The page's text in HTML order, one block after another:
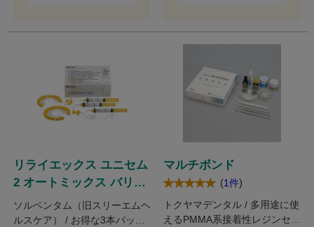
リライエックス ユニセム
2 オートミックス バリュ
ーパック
ソルベンタム（旧スリーエムヘ
ルスケア） / お得な3本パック
マルチボンド
(1件)
トクヤマデンタル / 多用途に使
えるPMMA系接着性レジンセメ